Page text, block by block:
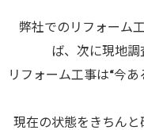
弊社でのリフォーム
ば、次に現地調
リフォーム工事は“今
現在の状態をきちん